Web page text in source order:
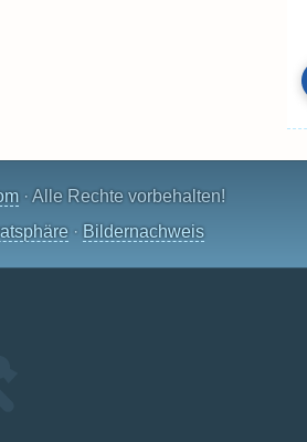
· Alle Rechte vorbehalten!
· Bildernachweis